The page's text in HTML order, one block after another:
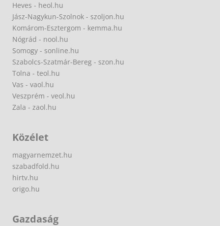
Heves - heol.hu
Jász-Nagykun-Szolnok - szoljon.hu
Komárom-Esztergom - kemma.hu
Nógrád - nool.hu
Somogy - sonline.hu
Szabolcs-Szatmár-Bereg - szon.hu
Tolna - teol.hu
Vas - vaol.hu
Veszprém - veol.hu
Zala - zaol.hu
Közélet
magyarnemzet.hu
szabadfold.hu
hirtv.hu
origo.hu
Gazdaság